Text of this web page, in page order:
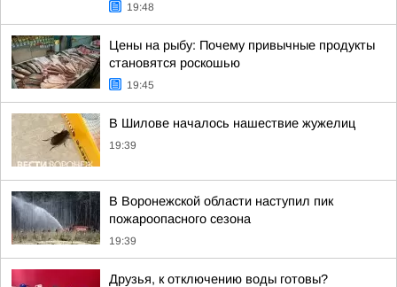
19:48
Цены на рыбу: Почему привычные продукты
становятся роскошью
19:45
В Шилове началось нашествие жужелиц
19:39
В Воронежской области наступил пик
пожароопасного сезона
19:39
Друзья, к отключению воды готовы?